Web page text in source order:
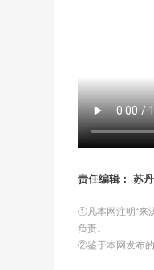
责任编辑： 苏
①凡本网注明“来
负责。
②鉴于本网发布的